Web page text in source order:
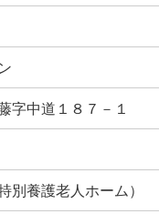
字中道１８７－１
別養護老人ホーム）